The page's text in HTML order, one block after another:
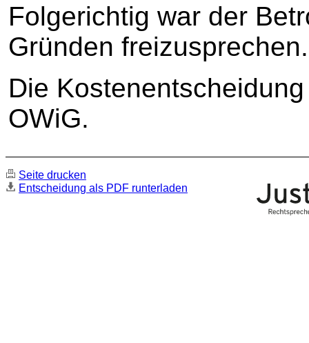
Folgerichtig war der
Gründen freizusprechen.
Die
OWiG.
Seite drucken
Entscheidung als PDF runterladen